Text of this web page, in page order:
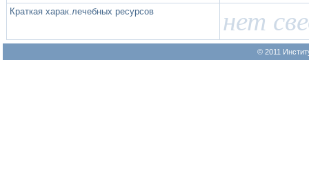
Краткая харак.лечебных ресурсов нет
© 2011